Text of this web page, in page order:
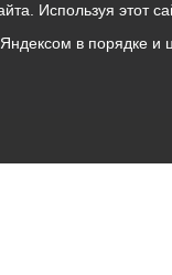
Используя этот
в порядке и